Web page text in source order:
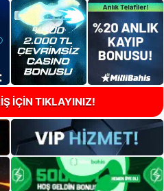
İÇİN TIKLAYINIZ!